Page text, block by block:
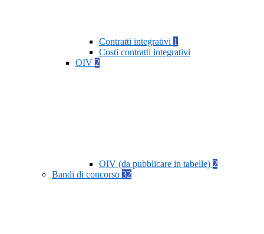
Contratti integrativi 1
Costi contratti integrativi
OIV 2
OIV (da pubblicare in tabelle) 2
Bandi di concorso 32